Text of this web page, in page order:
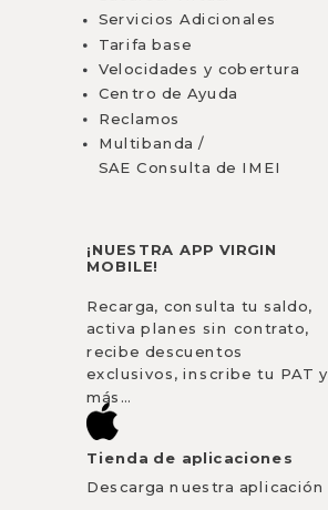
Servicios Adicionales
Tarifa base
Velocidades y cobertura
Centro de Ayuda
Reclamos
Multibanda /
SAE Consulta de IMEI
¡NUESTRA APP VIRGIN
MOBILE!
Recarga, consulta tu saldo,
activa planes sin contrato,
recibe descuentos
exclusivos, inscribe tu PAT y
más…
Tienda de aplicaciones
Descarga nuestra aplicación